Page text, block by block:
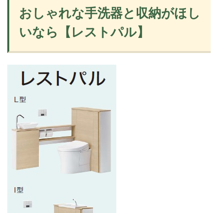
おしゃれな手洗器と収納がほし
いなら【レストパル】